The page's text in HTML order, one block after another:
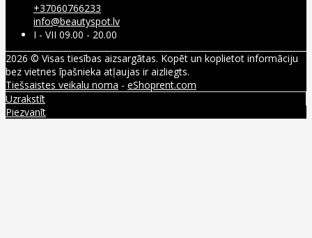
+37060766233
info@beautyspot.lv
I - VII 09.00 - 20.00
2026 © Visas tiesības aizsargātas. Kopēt un koplietot informāciju
bez vietnes īpašnieka atļaujas ir aizliegts.
Tiešsaistes veikalu noma - eShoprent.com
Uzrakstīt
Piezvanīt